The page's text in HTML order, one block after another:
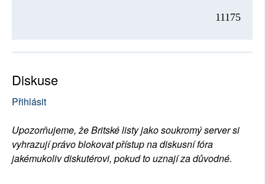
11175
Diskuse
Přihlásit
Upozorňujeme, že Britské listy jako soukromý server si
vyhrazují právo blokovat přístup na diskusní fóra
jakémukoliv diskutérovi, pokud to uznají za důvodné.